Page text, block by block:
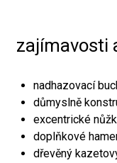
zajímavosti
nadhazovací
důmyslně
excentrické
doplňkové
dřevěný